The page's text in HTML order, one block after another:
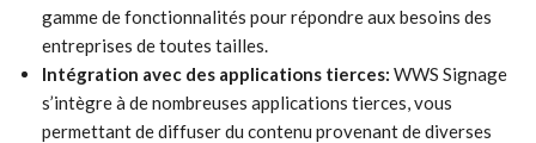
gamme de fonctionnalités pour répondre aux besoins des
entreprises de toutes tailles.
Intégration avec des applications tierces: WWS Signage
s’intègre à de nombreuses applications tierces, vous
permettant de diffuser du contenu provenant de diverses